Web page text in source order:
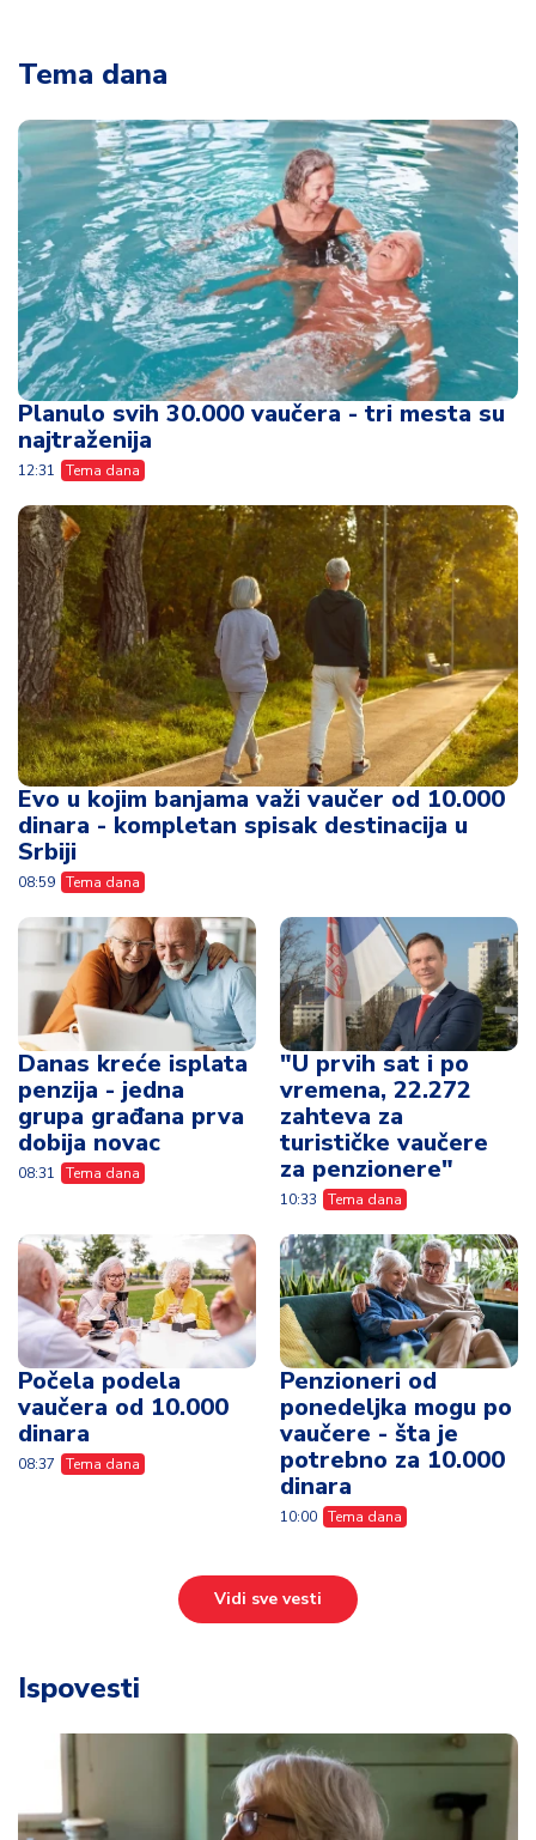
Tema dana
Planulo svih 30.000 vaučera - tri mesta su
najtraženija
12:31 Tema dana
Evo u kojim banjama važi vaučer od 10.000
dinara - kompletan spisak destinacija u
Srbiji
08:59 Tema dana
Danas kreće isplata
penzija - jedna
grupa građana prva
dobija novac
08:31 Tema dana
"U prvih sat i po
vremena, 22.272
zahteva za
turističke vaučere
za penzionere"
10:33 Tema dana
Počela podela
vaučera od 10.000
dinara
08:37 Tema dana
Penzioneri od
ponedeljka mogu po
vaučere - šta je
potrebno za 10.000
dinara
10:00 Tema dana
Vidi sve vesti
Ispovesti